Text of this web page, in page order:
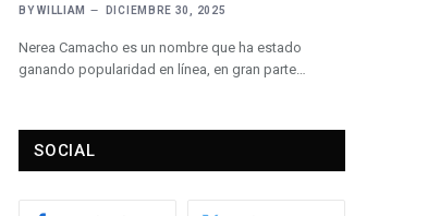
BY WILLIAM DICIEMBRE 30, 2025
Nerea Camacho es un nombre que ha estado
ganando popularidad en línea, en gran parte…
SOCIAL